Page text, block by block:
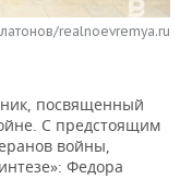
realnoevremya.ru
посвященный
С предстоящим
войны,
Федора